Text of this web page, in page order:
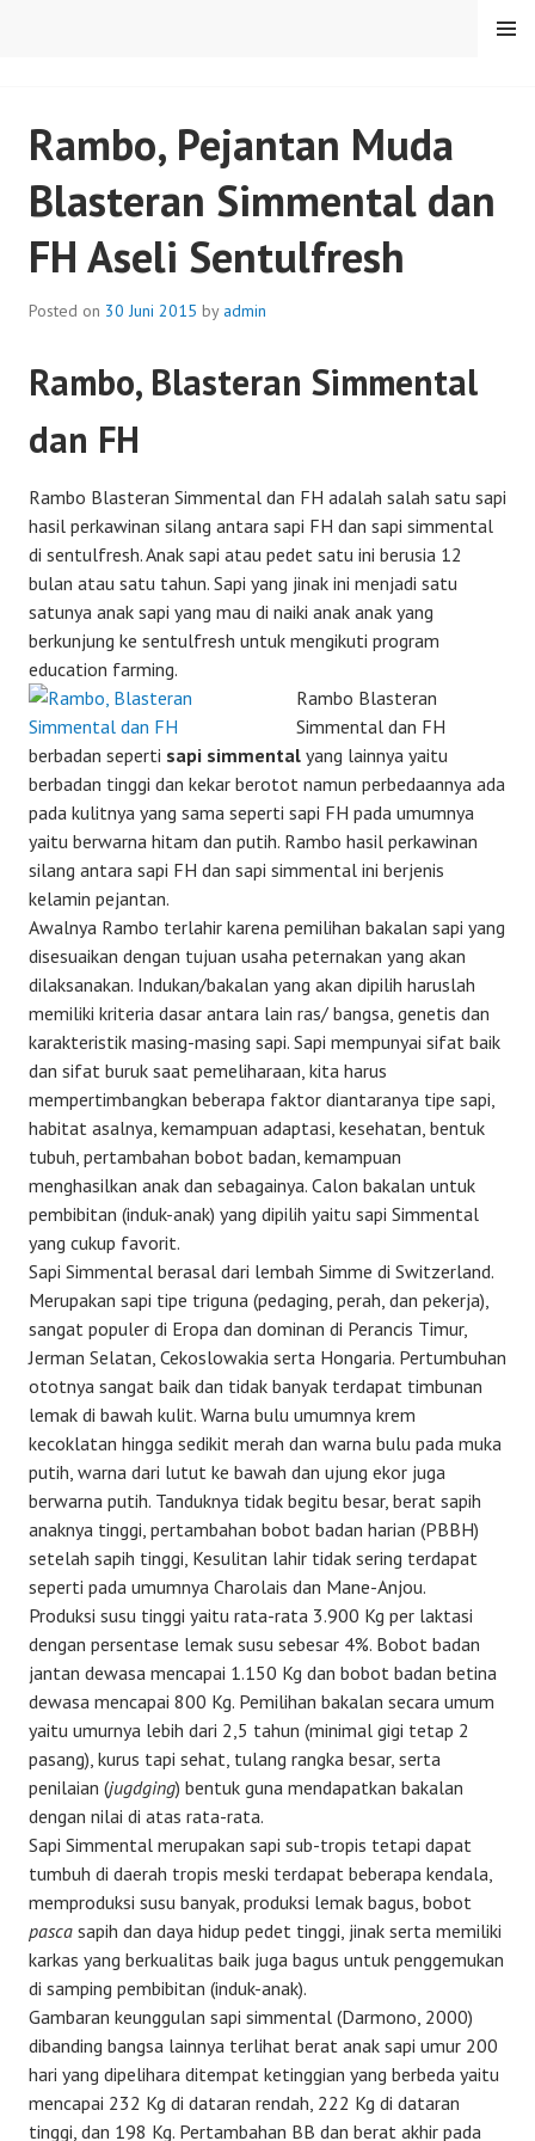
MENU
Rambo, Pejantan Muda
Blasteran Simmental dan
FH Aseli Sentulfresh
Posted on 30 Juni 2015 by admin
Rambo, Blasteran Simmental
dan FH
Rambo Blasteran Simmental dan FH adalah salah satu sapi
hasil perkawinan silang antara sapi FH dan sapi simmental
di sentulfresh. Anak sapi atau pedet satu ini berusia 12
bulan atau satu tahun. Sapi yang jinak ini menjadi satu
satunya anak sapi yang mau di naiki anak anak yang
berkunjung ke sentulfresh untuk mengikuti program
education farming.
Rambo Blasteran
Simmental dan FH
berbadan seperti sapi simmental yang lainnya yaitu
berbadan tinggi dan kekar berotot namun perbedaannya ada
pada kulitnya yang sama seperti sapi FH pada umumnya
yaitu berwarna hitam dan putih. Rambo hasil perkawinan
silang antara sapi FH dan sapi simmental ini berjenis
kelamin pejantan.
Awalnya Rambo terlahir karena pemilihan bakalan sapi yang
disesuaikan dengan tujuan usaha peternakan yang akan
dilaksanakan. Indukan/bakalan yang akan dipilih haruslah
memiliki kriteria dasar antara lain ras/ bangsa, genetis dan
karakteristik masing-masing sapi. Sapi mempunyai sifat baik
dan sifat buruk saat pemeliharaan, kita harus
mempertimbangkan beberapa faktor diantaranya tipe sapi,
habitat asalnya, kemampuan adaptasi, kesehatan, bentuk
tubuh, pertambahan bobot badan, kemampuan
menghasilkan anak dan sebagainya. Calon bakalan untuk
pembibitan (induk-anak) yang dipilih yaitu sapi Simmental
yang cukup favorit.
Sapi Simmental berasal dari lembah Simme di Switzerland.
Merupakan sapi tipe triguna (pedaging, perah, dan pekerja),
sangat populer di Eropa dan dominan di Perancis Timur,
Jerman Selatan, Cekoslowakia serta Hongaria. Pertumbuhan
ototnya sangat baik dan tidak banyak terdapat timbunan
lemak di bawah kulit. Warna bulu umumnya krem
kecoklatan hingga sedikit merah dan warna bulu pada muka
putih, warna dari lutut ke bawah dan ujung ekor juga
berwarna putih. Tanduknya tidak begitu besar, berat sapih
anaknya tinggi, pertambahan bobot badan harian (PBBH)
setelah sapih tinggi, Kesulitan lahir tidak sering terdapat
seperti pada umumnya Charolais dan Mane-Anjou.
Produksi susu tinggi yaitu rata-rata 3.900 Kg per laktasi
dengan persentase lemak susu sebesar 4%. Bobot badan
jantan dewasa mencapai 1.150 Kg dan bobot badan betina
dewasa mencapai 800 Kg. Pemilihan bakalan secara umum
yaitu umurnya lebih dari 2,5 tahun (minimal gigi tetap 2
pasang), kurus tapi sehat, tulang rangka besar, serta
penilaian (jugdging) bentuk guna mendapatkan bakalan
dengan nilai di atas rata-rata.
Sapi Simmental merupakan sapi sub-tropis tetapi dapat
tumbuh di daerah tropis meski terdapat beberapa kendala,
memproduksi susu banyak, produksi lemak bagus, bobot
pasca sapih dan daya hidup pedet tinggi, jinak serta memiliki
karkas yang berkualitas baik juga bagus untuk penggemukan
di samping pembibitan (induk-anak).
Gambaran keunggulan sapi simmental (Darmono, 2000)
dibanding bangsa lainnya terlihat berat anak sapi umur 200
hari yang dipelihara ditempat ketinggian yang berbeda yaitu
mencapai 232 Kg di dataran rendah, 222 Kg di dataran
tinggi, dan 198 Kg. Pertambahan BB dan berat akhir pada